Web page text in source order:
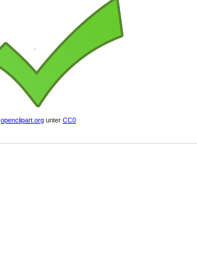
openclipart.org unter CC0